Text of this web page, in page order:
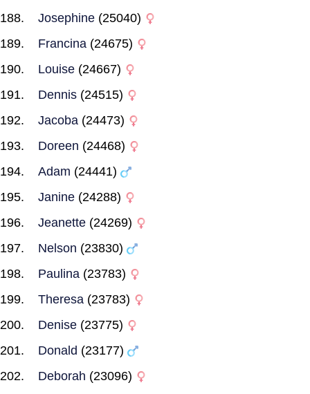
Josephine (25040)
Francina (24675)
Louise (24667)
Dennis (24515)
Jacoba (24473)
Doreen (24468)
Adam (24441)
Janine (24288)
Jeanette (24269)
Nelson (23830)
Paulina (23783)
Theresa (23783)
Denise (23775)
Donald (23177)
Deborah (23096)